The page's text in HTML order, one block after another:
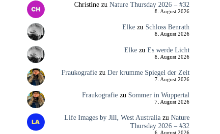
Christinezu Nature Thursday 2026 – #32
8. August 2026
Elkezu Schloss Benrath
8. August 2026
Elkezu Es werde Licht
8. August 2026
Fraukografiezu Der krumme Spiegel der Zeit
7. August 2026
Fraukografiezu Sommer in Wuppertal
7. August 2026
Life Images by Jill, West Australiazu Nature
Thursday 2026 – #32
6. August 2026